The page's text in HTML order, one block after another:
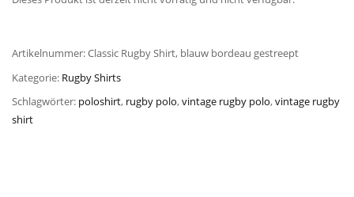
Artikelnummer:Classic Rugby Shirt, blauw bordeau gestreept
Kategorie: Rugby Shirts
Schlagwörter: poloshirt, rugby polo,vintage rugby polo,vintage rugby
shirt